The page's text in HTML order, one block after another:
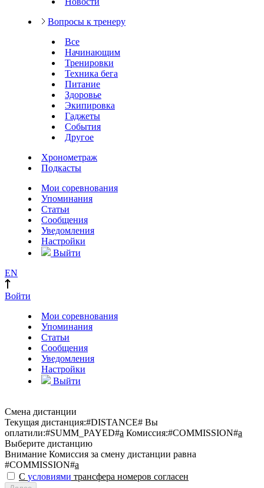
Вопросы к тренеру
Все
Начинающим
Тренировки
Техника бега
Питание
Здоровье
Экипировка
Гаджеты
События
Другое
Хронометраж
Подкасты
Мои соревнования
Упоминания
Статьи
Сообщения
Уведомления
Настройки
Выйти
EN
Войти
Мои соревнования
Упоминания
Статьи
Сообщения
Уведомления
Настройки
Выйти
Смена дистанции
Текущая дистанция:#DISTANCE# Вы
оплатили:#SUMM_PAYED#a Комиссия:#COMMISSION#a
Выберите дистанцию
Внимание Комиссия за смену дистанции равна
#COMMISSION#a
С условиями трансфера номеров согласен